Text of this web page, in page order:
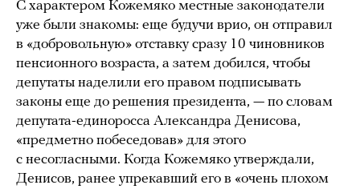
С характером Кожемяко местные законодатели
уже были знакомы: еще будучи врио, он отправил
в «добровольную» отставку сразу 10 чиновников
пенсионного возраста, а затем добился, чтобы
депутаты наделили его правом подписывать
законы еще до решения президента, — по словам
депутата-единоросса Александра Денисова,
«предметно побеседовав» для этого
с несогласными. Когда Кожемяко утверждали,
Денисов, ранее упрекавший его в «очень плохом